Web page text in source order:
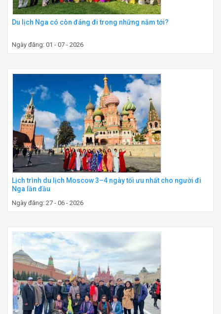
Du lịch Nga có còn đáng đi trong những năm tới?
Ngày đăng: 01 - 07 - 2026
Lịch trình du lịch Moscow 3–4 ngày tối ưu nhất cho người đi
Nga lần đầu
Ngày đăng: 27 - 06 - 2026